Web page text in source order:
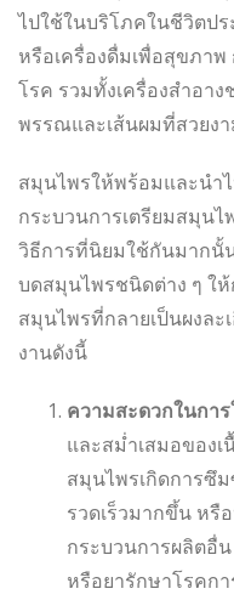
ไปใช้ในบริโภคในชีวิตป
หรือเครื่องดื่มเพื่อสุขภา
โรค รวมทั้งเครื่องสำอา
พรรณและเส้นผมที่สวยง
สมุนไพรให้พร้อมและนำ
กระบวนการเตรียมสมุน
วิธีการที่นิยมใช้กันมากนั้
บดสมุนไพรชนิดต่าง ๆ ให้
สมุนไพรที่กลายเป็นผงล
งานดังนี้
ความสะดวกในกา
และสม่ำเสมอของ
สมุนไพรเกิดการซึ
รวดเร็วมากขึ้น หรื
กระบวนการผลิตอื่น
หรือยารักษาโรคก